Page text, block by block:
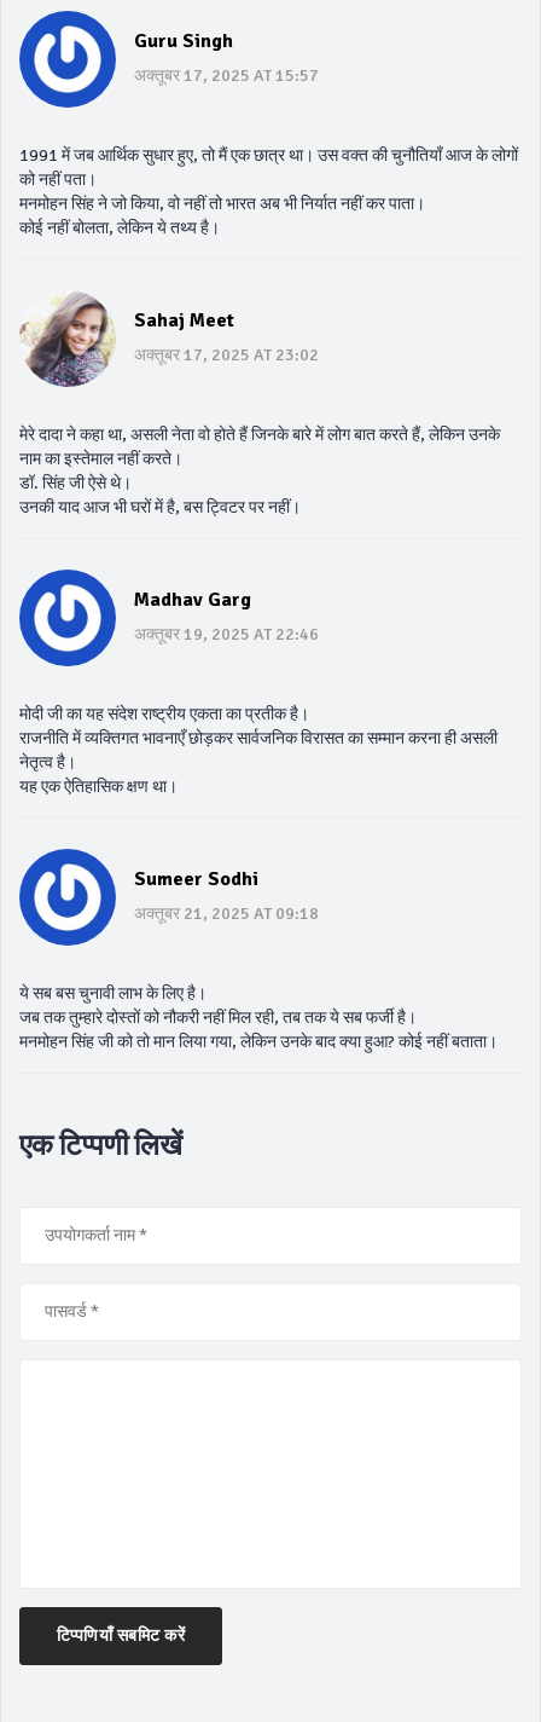
Guru Singh
अक्तूबर 17, 2025 AT 15:57
1991 में जब आर्थिक सुधार हुए, तो मैं एक छात्र था। उस वक्त की चुनौतियाँ आज के लोगों
को नहीं पता।
मनमोहन सिंह ने जो किया, वो नहीं तो भारत अब भी निर्यात नहीं कर पाता।
कोई नहीं बोलता, लेकिन ये तथ्य है।
Sahaj Meet
अक्तूबर 17, 2025 AT 23:02
मेरे दादा ने कहा था, असली नेता वो होते हैं जिनके बारे में लोग बात करते हैं, लेकिन उनके
नाम का इस्तेमाल नहीं करते।
डॉ. सिंह जी ऐसे थे।
उनकी याद आज भी घरों में है, बस ट्विटर पर नहीं।
Madhav Garg
अक्तूबर 19, 2025 AT 22:46
मोदी जी का यह संदेश राष्ट्रीय एकता का प्रतीक है।
राजनीति में व्यक्तिगत भावनाएँ छोड़कर सार्वजनिक विरासत का सम्मान करना ही असली
नेतृत्व है।
यह एक ऐतिहासिक क्षण था।
Sumeer Sodhi
अक्तूबर 21, 2025 AT 09:18
ये सब बस चुनावी लाभ के लिए है।
जब तक तुम्हारे दोस्तों को नौकरी नहीं मिल रही, तब तक ये सब फर्जी है।
मनमोहन सिंह जी को तो मान लिया गया, लेकिन उनके बाद क्या हुआ? कोई नहीं बताता।
एक टिप्पणी लिखें
टिप्पणियाँ सबमिट करें